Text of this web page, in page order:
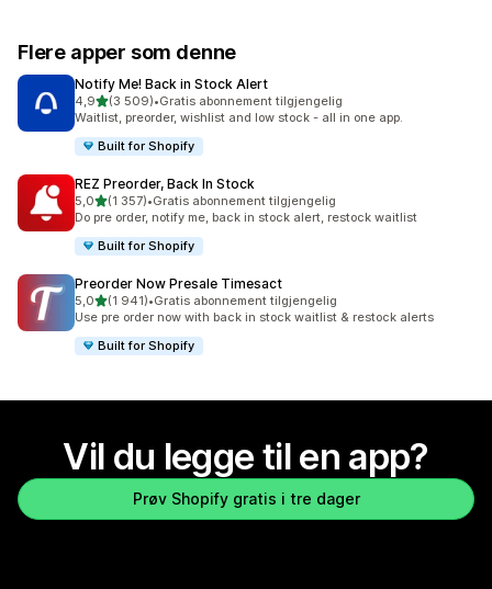
Flere apper som denne
Notify Me! Back in Stock Alert
4,9av 5 stjerner
(3 509)
Totalt 3509 omtaler
•Gratis abonnement tilgjengelig
Waitlist, preorder, wishlist and low stock - all in one app.
Built for Shopify
REZ Preorder, Back In Stock
5,0av 5 stjerner
(1 357)
Totalt 1357 omtaler
•Gratis abonnement tilgjengelig
Do pre order, notify me, back in stock alert, restock waitlist
Built for Shopify
Preorder Now Presale Timesact
5,0av 5 stjerner
(1 941)
Totalt 1941 omtaler
•Gratis abonnement tilgjengelig
Use pre order now with back in stock waitlist & restock alerts
Built for Shopify
Vil du legge til en app?
Prøv Shopify gratis i tre dager